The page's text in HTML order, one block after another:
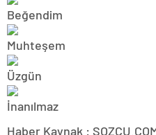
Haber Kaynak :